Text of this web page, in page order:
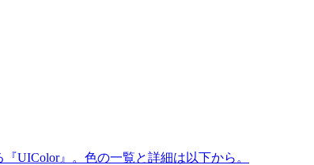
UIColor』。色の一覧と詳細は以下から。